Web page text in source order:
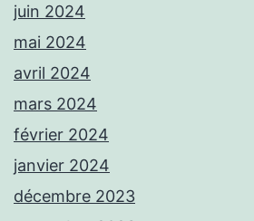
juin 2024
mai 2024
avril 2024
mars 2024
février 2024
janvier 2024
décembre 2023